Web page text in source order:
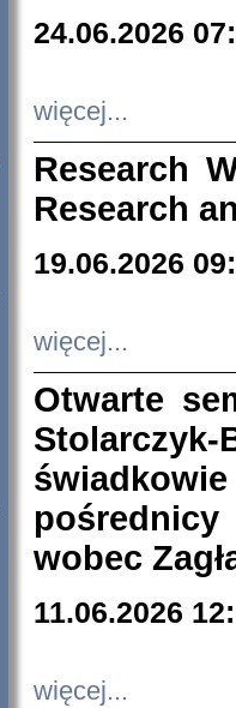
24.06.2026
więcej...
Research
Research
19.06.2026
więcej...
Otwarte
wobec
11.06.2026
więcej...